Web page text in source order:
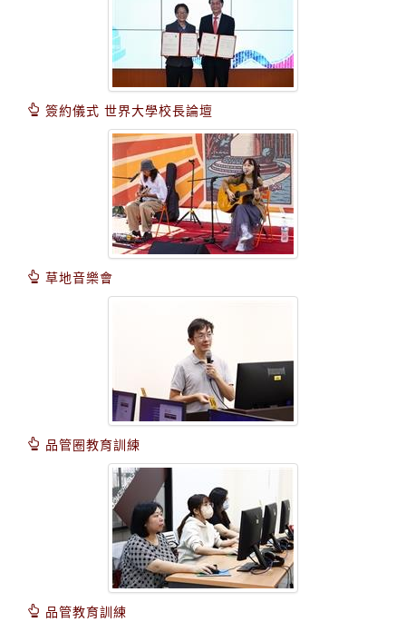
簽約儀式 世界大學校長論壇
草地音樂會
品管圈教育訓練
品管教育訓練